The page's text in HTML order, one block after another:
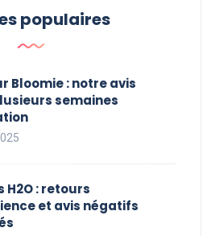
populaires
Bloomie : notre avis
semaines
H2O : retours
et avis négatifs